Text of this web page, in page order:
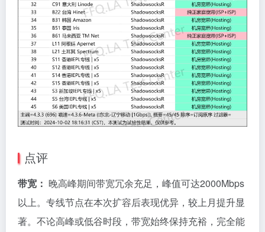
点评
带宽： 晚高峰期间带宽冗余充足，峰值可达2000Mbps
以上。专线节点在本次扩容后表现优异，较上月提升显
著。不论高峰或低谷时段，带宽始终保持充裕，完全能